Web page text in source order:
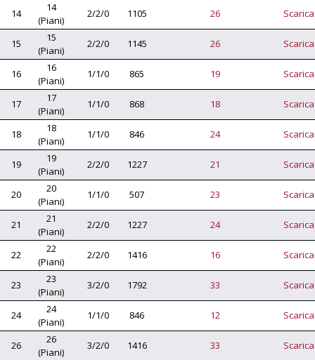
14
14
(Piani)
2/2/0 1105 26 Scarica
15
15
(Piani)
2/2/0 1145 26 Scarica
16
16
(Piani)
1/1/0 865 19 Scarica
17
17
(Piani)
1/1/0 868 18 Scarica
18
18
(Piani)
1/1/0 846 24 Scarica
19
19
(Piani)
2/2/0 1227 21 Scarica
20
20
(Piani)
1/1/0 507 23 Scarica
21
21
(Piani)
2/2/0 1227 24 Scarica
22
22
(Piani)
2/2/0 1416 16 Scarica
23
23
(Piani)
3/2/0 1792 33 Scarica
24
24
(Piani)
1/1/0 846 12 Scarica
26
26
(Piani)
3/2/0 1416 33 Scarica